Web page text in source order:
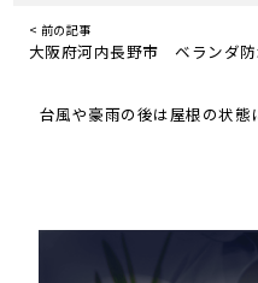
< 前の記事
大阪府河内長野市 ベランダ
台風や豪雨の後は屋根の状